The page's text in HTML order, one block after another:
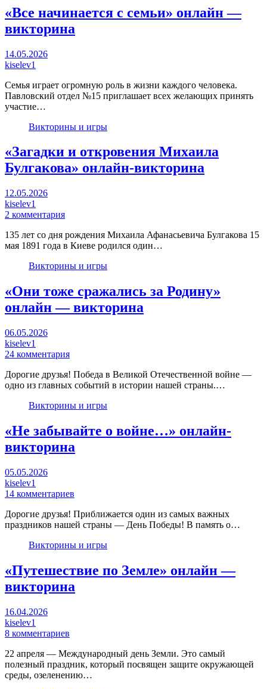
«Все начинается с семьи» онлайн —
викторина
14.05.2026
kiselev1
Семья играет огромную роль в жизни каждого человека.
Павловский отдел №15 приглашает всех желающих принять
участие…
Викторины и игры
«Загадки и откровения Михаила
Булгакова» онлайн-викторина
12.05.2026
kiselev1
2 комментария
135 лет со дня рождения Михаила Афанасьевича Булгакова 15
мая 1891 года в Киеве родился один…
Викторины и игры
«Они тоже сражались за Родину»
онлайн — викторина
06.05.2026
kiselev1
24 комментария
Дорогие друзья! Победа в Великой Отечественной войне —
одно из главных событий в истории нашей страны.…
Викторины и игры
«Не забывайте о войне…» онлайн-
викторина
05.05.2026
kiselev1
14 комментариев
Дорогие друзья! Приближается один из самых важных
праздников нашей страны — День Победы! В память о…
Викторины и игры
«Путешествие по Земле» онлайн —
викторина
16.04.2026
kiselev1
8 комментариев
22 апреля — Международный день Земли. Это самый
полезный праздник, который посвящен защите окружающей
среды, озеленению…